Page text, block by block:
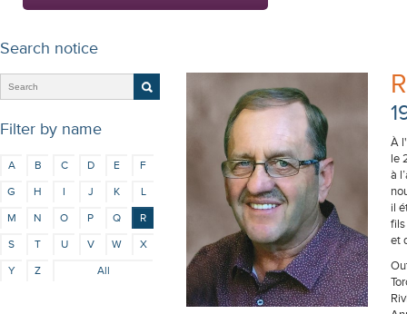
Search notice
Filter by name
A B C D E
F
G
H I J K
L
M
N O P Q
R
S
T U V W
X
Y
Z All
À
le
à
il
fils
et